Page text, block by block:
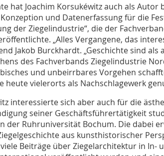
hat Joachim Korsukéwitz auch als Autor
und Datenerfassung für die
der Ziegelindustrie“, die der
„Alles Vergangene, das
Jakob Burckhardt. „Geschichte sind als
des Fachverbands Ziegelindustrie
und unbeirrbares Vorgehen
heute vielerorts als Nachschlagewerk
interessierte sich aber auch für die
seiner Geschäftsführertätigkeit
der Ruhruniversität Bochum. Die dabei
aus kunsthistorischer
Beiträge über Ziegelarchitektur in In-